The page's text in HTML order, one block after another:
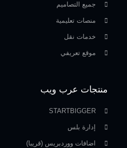
جميع التصاميم
منصات تعليمية
خدمات نقل
موقع تعريفي
منتجات عرب ويب
STARTBIGGER
إدارة بلس
اضافات ووردبريس (قريبا)